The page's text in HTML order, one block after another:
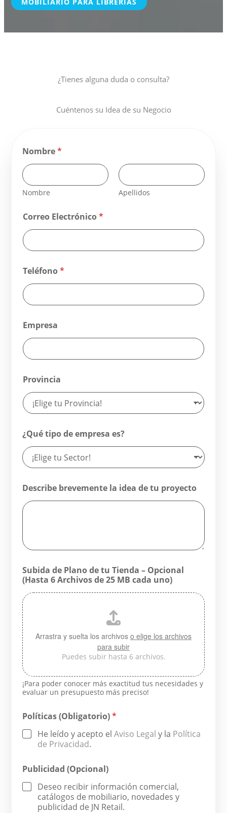
MOBILIARIO PARA LIBRERIAS
¿Tienes alguna duda o consulta?
Cuéntenos su Idea de su Negocio
Nombre*
Nombre Apellidos
Correo Electrónico*
Teléfono*
Empresa
Provincia
¿Qué tipo de empresa es?
Describe brevemente la idea de tu proyecto
Subida de Plano de tu Tienda – Opcional
(Hasta 6 Archivos de 25 MB cada uno)
Arrastra y suelta los archivos o elige los archivos
para subir
Puedes subir hasta 6 archivos.
¡Para poder conocer más exactitud tus necesidades y
evaluar un presupuesto más preciso!
Políticas (Obligatorio)*
He leído y acepto elAviso Legal y la Política
de Privacidad.
Publicidad (Opcional)
Deseo recibir información comercial,
catálogos de mobiliario, novedades y
publicidad de JN Retail.